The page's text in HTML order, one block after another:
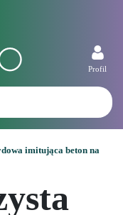
Profil
imitująca beton na